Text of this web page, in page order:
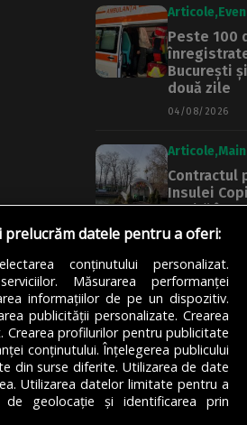
Articole
Peste 100
București
două zile
04/08/2026
Articole Main
Contractul
Insulei
expiră în
să nu-l
„Zgomotul
peste 3 km
04/08/2026
datele pentru a oferi:
conținutului personalizat.
Măsurarea performanței
informațiilor de pe un dispozitiv.
publicității personalizate. Crearea
profilurilor pentru publicitate
conținutului. Înțelegerea publicului
din surse diferite. Utilizarea de date
Utilizarea datelor limitate pentru a
geolocație și identificarea prin